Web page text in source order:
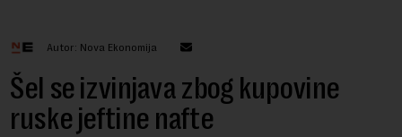
Autor: Nova Ekonomija
Šel se izvinjava zbog kupovine
ruske jeftine nafte